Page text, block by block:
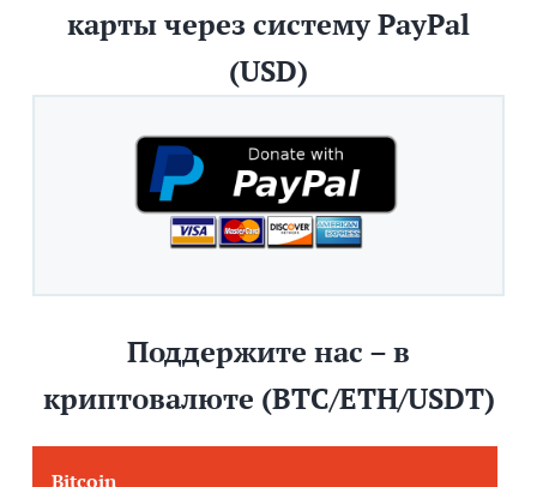
карты через систему PayPal
(USD)
Поддержите нас – в
криптовалюте (BTC/ETH/USDT)
Bitcoin